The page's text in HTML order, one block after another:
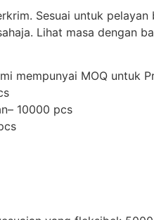
Sesuai untuk
Lihat masa dengan
mempunyai MOQ untuk
10000 pcs